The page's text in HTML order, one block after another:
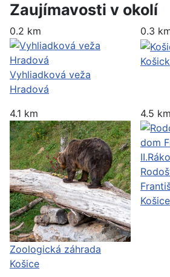
Zaujímavosti v okolí
0.2 km
Vyhliadková veža
Hradová
0.3
4.1 km
Zoologická záhrada
Košice
4.5 km
Košice